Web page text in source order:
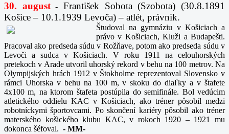
30. august-
František Sobota (Szobota) (30.8.1891
Košice – 10.1.1939 Levoča) – atlét, právnik.
Študoval na gymnáziu v Košiciach a
právo v Košiciach, Kluži a Budapešti.
Pracoval ako predseda súdu v Rožňave, potom ako predseda súdu v
Levoči a sudca v Košiciach. V roku 1911 na celouhorských
pretekoch v Arade utvoril uhorský rekord v behu na 100 metrov. Na
Olympijských hrách 1912 v Štokholme reprezentoval Slovensko v
rámci Uhorska v behu na 100 m, v skoku do diaľky a v štafete
4x100 m, na ktorom štafeta postúpila do semifinále. Bol vedúcim
atletického oddielu KAC v Košiciach, ako tréner pôsobil medzi
robotníckymi športovcami. Po skončení kariéry pôsobil ako tréner
materského košického klubu KAC, v rokoch 1920 – 1921 mu
dokonca šéfoval. - MM-